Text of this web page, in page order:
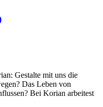
Gestalte mit uns die
Das Leben von
Bei Korian arbeitest